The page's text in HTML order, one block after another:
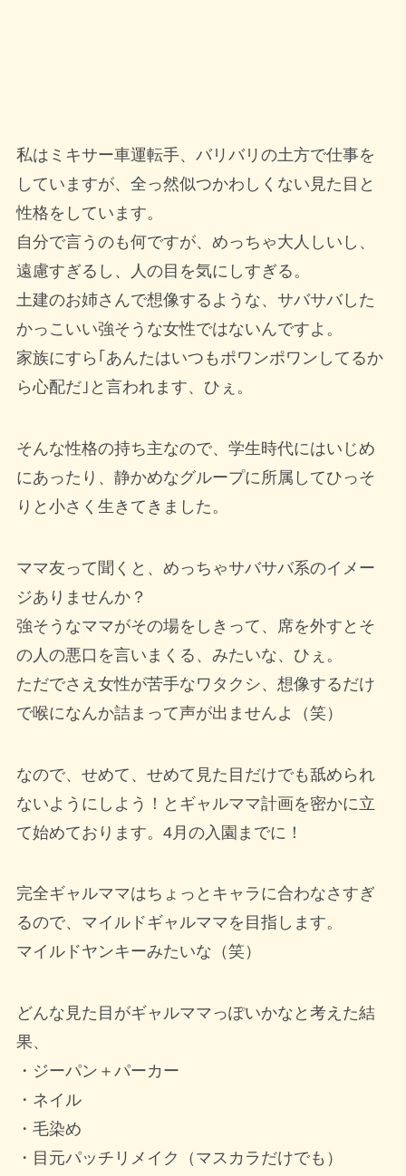
私はミキサー車運転手、バリバリの土方で仕事を
していますが、全っ然似つかわしくない見た目と
性格をしています。
自分で言うのも何ですが、めっちゃ大人しいし、
遠慮すぎるし、人の目を気にしすぎる。
土建のお姉さんで想像するような、サバサバした
かっこいい強そうな女性ではないんですよ。
家族にすら｢あんたはいつもポワンポワンしてるか
ら心配だ｣と言われます、ひぇ。
そんな性格の持ち主なので、学生時代にはいじめ
にあったり、静かめなグループに所属してひっそ
りと小さく生きてきました。
ママ友って聞くと、めっちゃサバサバ系のイメー
ジありませんか？
強そうなママがその場をしきって、席を外すとそ
の人の悪口を言いまくる、みたいな、ひぇ。
ただでさえ女性が苦手なワタクシ、想像するだけ
で喉になんか詰まって声が出ませんよ（笑）
なので、せめて、せめて見た目だけでも舐められ
ないようにしよう！とギャルママ計画を密かに立
て始めております。4月の入園までに！
完全ギャルママはちょっとキャラに合わなさすぎ
るので、マイルドギャルママを目指します。
マイルドヤンキーみたいな（笑）
どんな見た目がギャルママっぽいかなと考えた結
果、
・ジーパン＋パーカー
・ネイル
・毛染め
・目元パッチリメイク（マスカラだけでも）